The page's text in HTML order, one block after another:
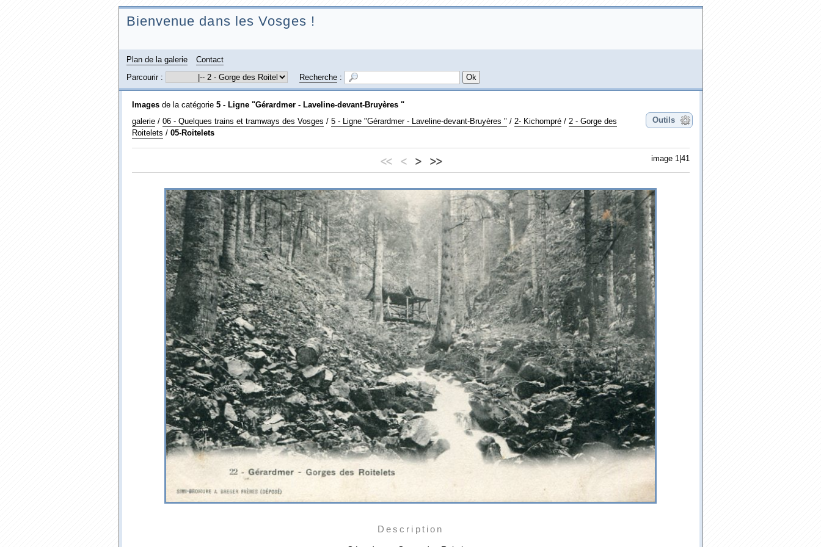
Bienvenue dans les Vosges !
Plan de la galerie
Contact
Parcourir :
Recherche:
Imagesde la catégorie 5 - Ligne "Gérardmer - Laveline-devant-Bruyères "
Outils
galerie/ 06 - Quelques trains et tramways des Vosges / 5 - Ligne "Gérardmer - Laveline-devant-Bruyères " / 2- Kichompré/ 2 - Gorge des
Roitelets / 05-Roitelets
image 1|41
<< < > >>
Description